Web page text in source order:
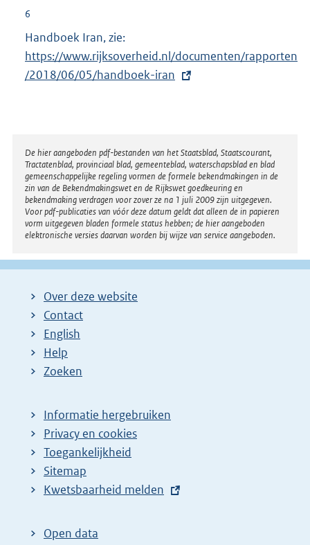
e
l
i
6
Handboek Iran, zie:
x
t
e
l
i
n
k
:
https://www.rijksoverheid.nl/documenten/rapporten
/2018/06/05/handboek-iran
Disclaimer
De hier aangeboden pdf-bestanden van het Staatsblad, Staatscourant,
Tractatenblad, provinciaal blad, gemeenteblad, waterschapsblad en blad
gemeenschappelijke regeling vormen de formele bekendmakingen in de
zin van de Bekendmakingswet en de Rijkswet goedkeuring en
bekendmaking verdragen voor zover ze na 1 juli 2009 zijn uitgegeven.
Voor pdf-publicaties van vóór deze datum geldt dat alleen de in papieren
vorm uitgegeven bladen formele status hebben; de hier aangeboden
elektronische versies daarvan worden bij wijze van service aangeboden.
Over deze website
Contact
English
Help
Zoeken
Informatie hergebruiken
Privacy en cookies
Toegankelijkheid
Sitemap
E
t
Kwetsbaarheid melden
Open data